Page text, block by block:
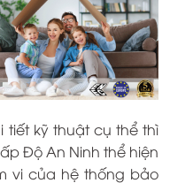
kỹ thuật cụ thể thì
Độ An Ninh thể hiện
vi của hệ thống bảo